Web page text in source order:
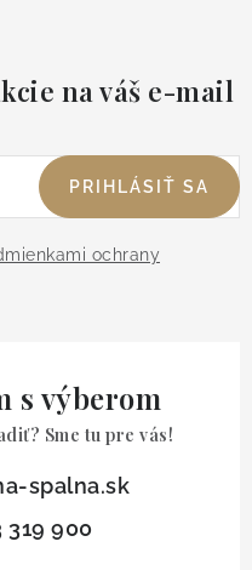
na váš e-mail
ochrany
PRIHLÁSIŤ SA
s výberom
Sme tu pre vás!
spalna.sk
319 900